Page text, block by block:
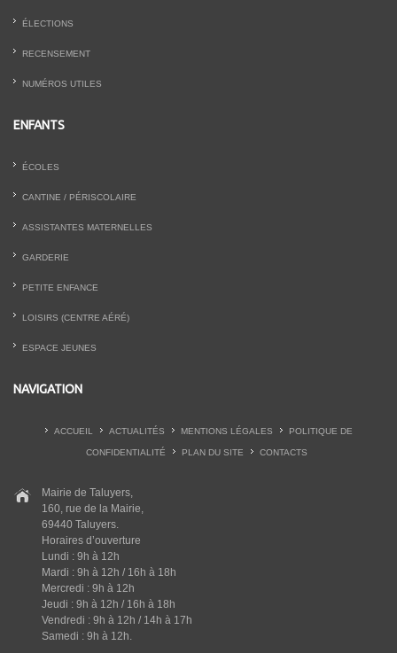
ÉLECTIONS
RECENSEMENT
NUMÉROS UTILES
ENFANTS
ÉCOLES
CANTINE / PÉRISCOLAIRE
ASSISTANTES MATERNELLES
GARDERIE
PETITE ENFANCE
LOISIRS (CENTRE AÉRÉ)
ESPACE JEUNES
NAVIGATION
ACCUEIL ACTUALITÉS MENTIONS LÉGALES POLITIQUE DE
CONFIDENTIALITÉ PLAN DU SITE CONTACTS
Mairie de Taluyers,
160, rue de la Mairie,
69440 Taluyers.
Horaires d’ouverture
Lundi : 9h à 12h
Mardi : 9h à 12h / 16h à 18h
Mercredi : 9h à 12h
Jeudi : 9h à 12h / 16h à 18h
Vendredi : 9h à 12h / 14h à 17h
Samedi : 9h à 12h.